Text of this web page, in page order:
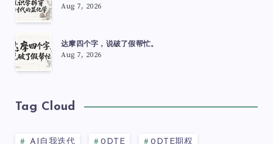
Aug 7, 2026
达摩四个字，说破了假帮忙。
Aug 7, 2026
Tag Cloud
AI自我迭代 0DTE 0DTE期权